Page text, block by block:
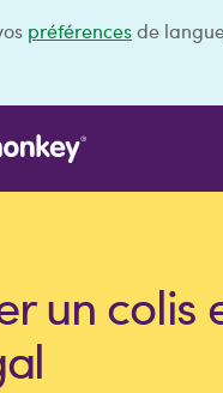
préférencesde
un colis